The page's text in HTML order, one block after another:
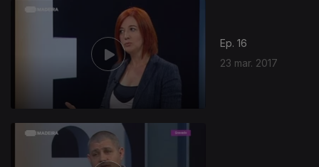
Ep. 16
23 mar. 2017